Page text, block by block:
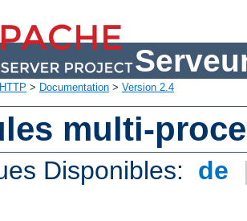
> Documentation > Version 2.4
multi-
Disponibles: de